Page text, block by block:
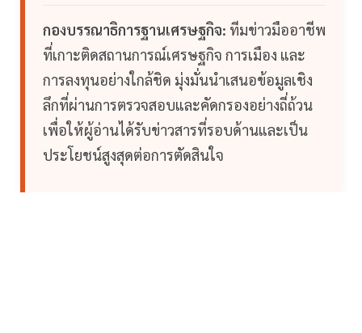
กองบรรณาธิการฐานเศรษฐกิจ: ทีมข่าวมืออาชีพ
ที่เกาะติดสถานการณ์เศรษฐกิจ การเมือง และ
การลงทุนอย่างใกล้ชิด มุ่งมั่นนำเสนอข้อมูลเชิง
ลึกที่ผ่านการตรวจสอบและคัดกรองอย่างถี่ถ้วน
เพื่อให้ผู้อ่านได้รับข่าวสารที่รอบด้านและเป็น
ประโยชน์สูงสุดต่อการตัดสินใจ